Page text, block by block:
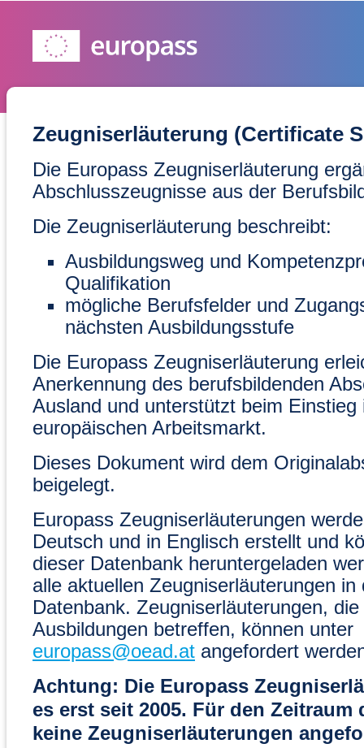
Zeugniserläuterung (Certificate
Die Europass Zeugniserläuterung
Abschlusszeugnisse aus der
Die Zeugniserläuterung beschreibt:
Ausbildungsweg und
Qualifikation
mögliche Berufsfelder und
nächsten Ausbildungsstufe
Die Europass Zeugniserläuterung
Anerkennung des berufsbildenden
Ausland und unterstützt beim Einstieg
europäischen Arbeitsmarkt.
Dieses Dokument wird dem
beigelegt.
Europass Zeugniserläuterungen
Deutsch und in Englisch erstellt und
dieser Datenbank heruntergeladen
alle aktuellen Zeugniserläuterungen in
Datenbank. Zeugniserläuterungen,
Ausbildungen betreffen, können unter
europass@oead.at angefordert
Achtung: Die Europass
es erst seit 2005. Für den Zeitraum
keine Zeugniserläuterungen